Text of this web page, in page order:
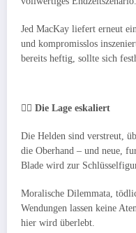
Jed MacKay liefert erneut
und kompromisslos
bereits heftig, sollte sich
🧛‍♀️ Die Lage eskaliert
Die Helden sind verstreut,
die Oberhand – und neue,
Blade wird zur
Moralische Dilemmata,
Wendungen lassen keine
hier wird überlebt.